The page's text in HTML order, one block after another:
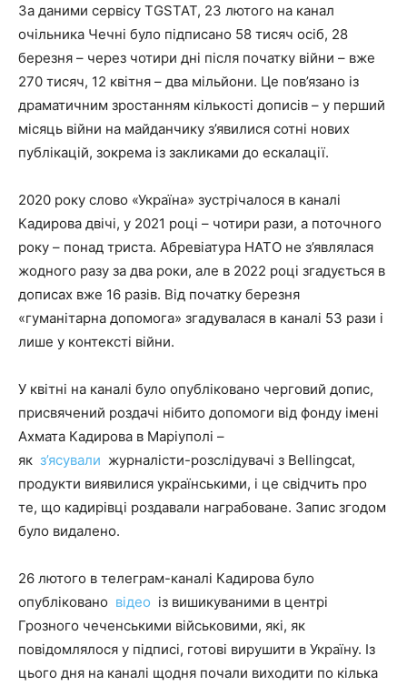
За даними сервісу TGSTAT, 23 лютого на канал
очільника Чечні було підписано 58 тисяч осіб, 28
березня – через чотири дні після початку війни – вже
270 тисяч, 12 квітня – два мільйони. Це пов’язано із
драматичним зростанням кількості дописів – у перший
місяць війни на майданчику з’явилися сотні нових
публікацій, зокрема із закликами до ескалації.
2020 року слово «Україна» зустрічалося в каналі
Кадирова двічі, у 2021 році – чотири рази, а поточного
року – понад триста. Абревіатура НАТО не з’являлася
жодного разу за два роки, але в 2022 році згадується в
дописах вже 16 разів. Від початку березня
«гуманітарна допомога» згадувалася в каналі 53 рази і
лише у контексті війни.
У квітні на каналі було опубліковано черговий допис,
присвячений роздачі нібито допомоги від фонду імені
Ахмата Кадирова в Маріуполі –
як з’ясували журналісти-розслідувачі з Bellingcat,
продукти виявилися українськими, і це свідчить про
те, що кадирівці роздавали награбоване. Запис згодом
було видалено.
26 лютого в телеграм-каналі Кадирова було
опубліковано відео із вишикуваними в центрі
Грозного чеченськими військовими, які, як
повідомлялося у підписі, готові вирушити в Україну. Із
цього дня на каналі щодня почали виходити по кілька